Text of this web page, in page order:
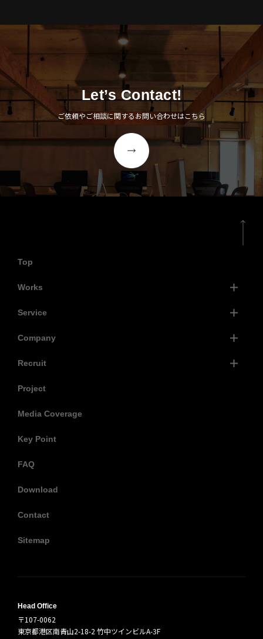
Let’s Contact!
ご依頼やご相談に関するお問い合わせはこちら
Top
Works
Service
Company
Recruit
Project
Media Coverage
Key Point
FAQ
Download
Contact
Sitemap
Head Office
〒107-0062
東京都港区南青山2-18-2 竹中ツインビルA-3F